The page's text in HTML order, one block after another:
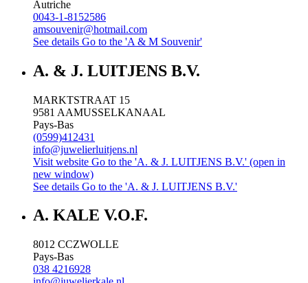
Autriche
0043-1-8152586
amsouvenir@hotmail.com
See details Go to the 'A & M Souvenir'
A. & J. LUITJENS B.V.
MARKTSTRAAT 15
9581 AAMUSSELKANAAL
Pays-Bas
(0599)412431
info@juwelierluitjens.nl
Visit website Go to the 'A. & J. LUITJENS B.V.' (open in
new window)
See details Go to the 'A. & J. LUITJENS B.V.'
A. KALE V.O.F.
8012 CCZWOLLE
Pays-Bas
038 4216928